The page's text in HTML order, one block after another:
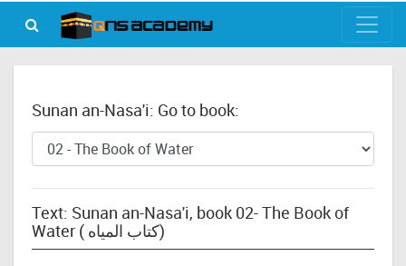
Sunan an-Nasa'i: Go to book:
Text: Sunan an-Nasa'i, book 02- The Book of
Water ( كتاب المياه)